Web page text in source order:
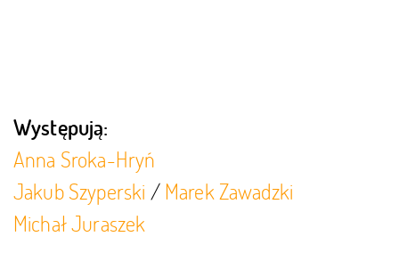
Występują:
Anna Sroka-Hryń
Jakub Szyperski /Marek Zawadzki
Michał Juraszek